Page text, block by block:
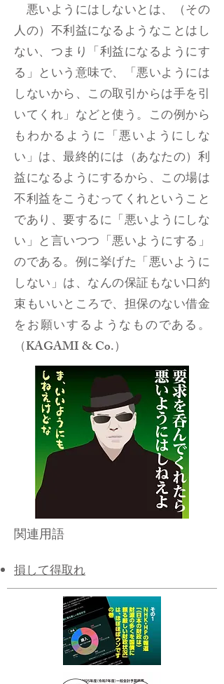
悪いようにはしないとは、（その
人の）不利益になるようなことはし
ない、つまり「利益になるようにす
る」という意味で、「悪いようには
しないから、この取引からは手を引
いてくれ」などと使う。この例から
もわかるように「悪いようにしな
い」は、最終的には（あなたの）利
益になるようにするから、この場は
不利益をこうむってくれということ
であり、要するに「悪いようにしな
い」と言いつつ「悪いようにする」
のである。例に挙げた「悪いように
しない」は、なんの保証もない口約
束もいいところで、担保のない借金
をお願いするようなものである。
（KAGAMI & Co.）
関連用語
損して得取れ